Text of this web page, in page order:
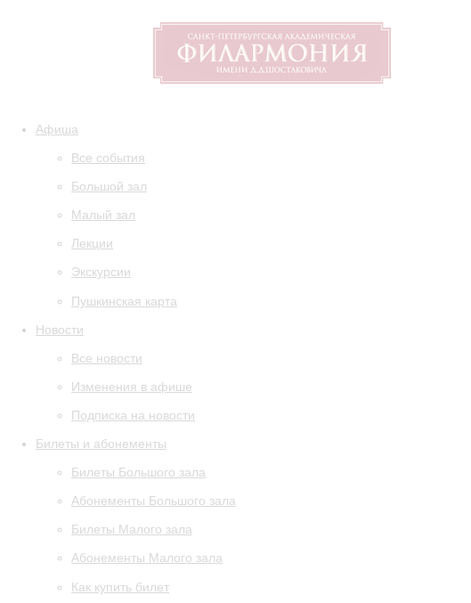
Афиша
Все события
Большой зал
Малый зал
Лекции
Экскурсии
Пушкинская карта
Новости
Все новости
Изменения в афише
Подписка на новости
Билеты и абонементы
Билеты Большого зала
Абонементы Большого зала
Билеты Малого зала
Абонементы Малого зала
Как купить билет